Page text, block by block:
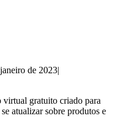
de 2023
gratuito criado para
atualizar sobre produtos e